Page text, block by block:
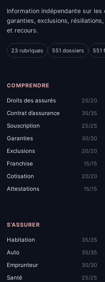
Information indépendante sur les
garanties, exclusions,
et recours.
23 rubriques 551 dossiers 551
COMPRENDRE
Droits des assurés
20/20
Contrat d’assurance
35/35
Souscription
25/25
Garanties
30/30
Exclusions
20/20
Franchise
15/15
Cotisation
20/20
Attestations
15/15
S’ASSURER
Habitation
35/35
Auto
35/35
Emprunteur
30/30
Santé
25/25